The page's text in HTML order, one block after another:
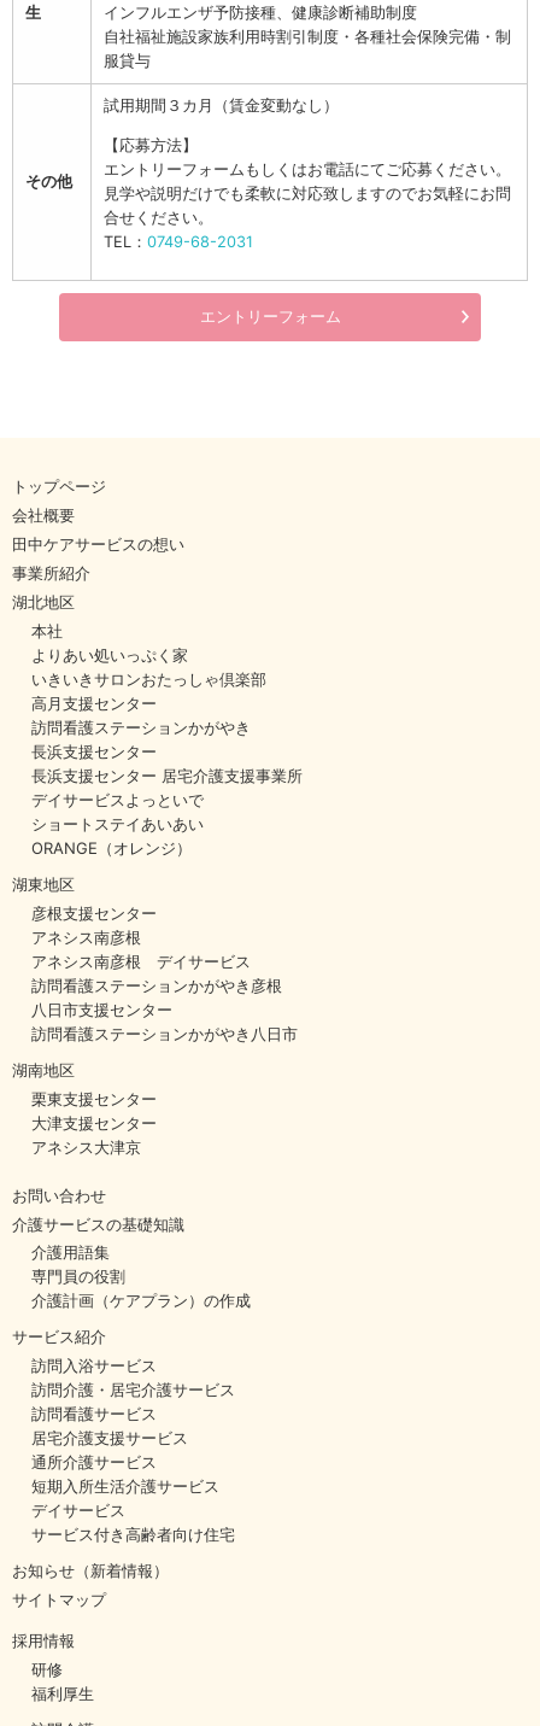
生
インフルエンザ予防接種、健康診断補助制度
自社福祉施設家族利用時割引制度・各種社会保険完備・制
服貸与
その他
試用期間３カ月（賃金変動なし）
【応募方法】
エントリーフォームもしくはお電話にてご応募ください。
見学や説明だけでも柔軟に対応致しますのでお気軽にお問
合せください。
TEL： 0749-68-2031
エントリーフォーム
トップページ
会社概要
田中ケアサービスの想い
事業所紹介
湖北地区
本社
よりあい処いっぷく家
いきいきサロンおたっしゃ倶楽部
高月支援センター
訪問看護ステーションかがやき
長浜支援センター
長浜支援センター 居宅介護支援事業所
デイサービスよっといで
ショートステイあいあい
ORANGE（オレンジ）
湖東地区
彦根支援センター
アネシス南彦根
アネシス南彦根 デイサービス
訪問看護ステーションかがやき彦根
八日市支援センター
訪問看護ステーションかがやき八日市
湖南地区
栗東支援センター
大津支援センター
アネシス大津京
お問い合わせ
介護サービスの基礎知識
介護用語集
専門員の役割
介護計画（ケアプラン）の作成
サービス紹介
訪問入浴サービス
訪問介護・居宅介護サービス
訪問看護サービス
居宅介護支援サービス
通所介護サービス
短期入所生活介護サービス
デイサービス
サービス付き高齢者向け住宅
お知らせ（新着情報）
サイトマップ
採用情報
研修
福利厚生